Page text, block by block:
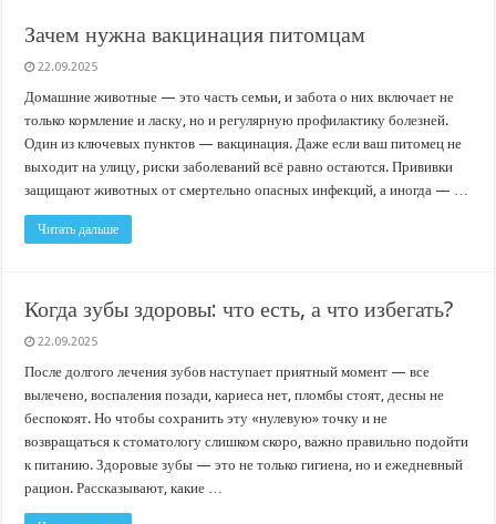
Важные правила обращения в вашу страховую компанию
В городах и районах Кубани отметили День России
Стартовал прием заявок на 20-й юбилейный молодежный форум «Регион 93»
Зачем нужна вакцинация питомцам
22.09.2025
Домашние животные — это часть семьи, и забота о них включает не
только кормление и ласку, но и регулярную профилактику болезней.
Один из ключевых пунктов — вакцинация. Даже если ваш питомец не
выходит на улицу, риски заболеваний всё равно остаются. Прививки
защищают животных от смертельно опасных инфекций, а иногда — …
Читать дальше
Когда зубы здоровы: что есть, а что избегать?
22.09.2025
После долгого лечения зубов наступает приятный момент — все
вылечено, воспаления позади, кариеса нет, пломбы стоят, десны не
беспокоят. Но чтобы сохранить эту «нулевую» точку и не
возвращаться к стоматологу слишком скоро, важно правильно подойти
к питанию. Здоровые зубы — это не только гигиена, но и ежедневный
рацион. Рассказывают, какие …